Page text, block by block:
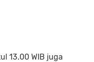
13.00 WIB juga